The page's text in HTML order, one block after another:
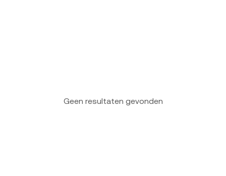
Geen resultaten gevonden